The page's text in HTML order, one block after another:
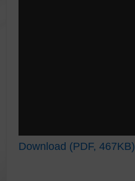
Download (PDF, 467KB)